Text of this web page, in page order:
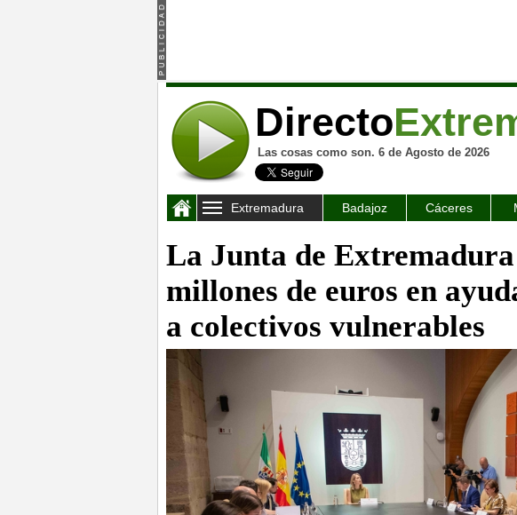
Directo
Las cosas como son. 6 de Agosto de 2026
Extremadura Badajoz Cáceres
La Junta de
millones de euros en
a colectivos vulnerables